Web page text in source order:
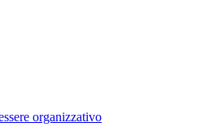
organizzativo